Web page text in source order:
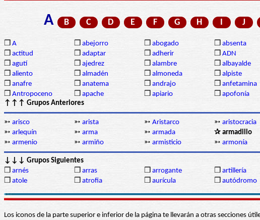
A B C D E F G H I J
❒ A ❒ abejorro ❒ abogado ❒ absenta
❒ actitud ❒ adaptar ❒ adherir ❒ ADN
❒ agutí ❒ ajedrez ❒ alambre ❒ albayalde
❒ aliento ❒ almadén ❒ almoneda ❒ alpiste
❒ anafre ❒ anatema ❒ andrajo ❒ anfetamina
❒ Antropoceno ❒ apache ❒ apiario ❒ apofonía
↑↑↑ Grupos Anteriores
➳ arisco ➳ arista ➳ Aristarco ➳ aristocracia
➳ arlequín ➳ arma ➳ armada ✰ armadillo
➳ armenio ➳ armiño ➳ armisticio ➳ armonía
↓↓↓ Grupos Siguientes
❒ arnés ❒ arras ❒ arrogante ❒ artillería
❒ atole ❒ atrofia ❒ aurícula ❒ autódromo
Los iconos de la parte superior e inferior de la página te llevarán a otras secciones